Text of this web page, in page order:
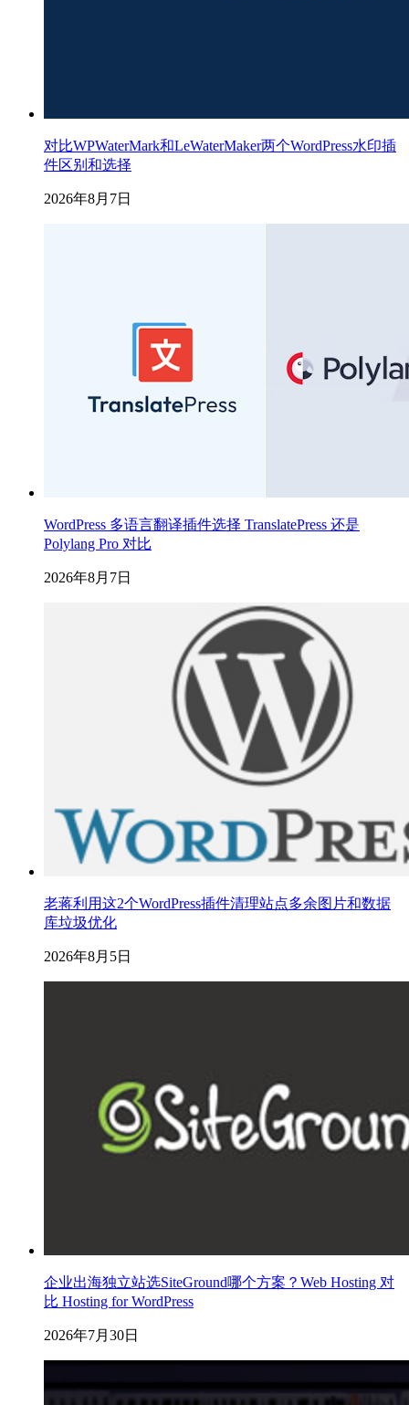
对比WPWaterMark和LeWaterMaker两个WordPress水印插
件区别和选择
2026年8月7日
WordPress 多语言翻译插件选择 TranslatePress 还是
Polylang Pro 对比
2026年8月7日
老蒋利用这2个WordPress插件清理站点多余图片和数据
库垃圾优化
2026年8月5日
企业出海独立站选SiteGround哪个方案？Web Hosting 对
比 Hosting for WordPress
2026年7月30日